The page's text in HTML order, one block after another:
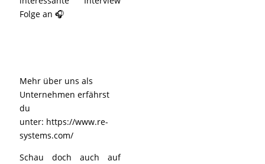
Folge an 🎧
Mehr über uns als
Unternehmen erfährst
du
unter: https://www.re-
systems.com/
Schau doch auch auf